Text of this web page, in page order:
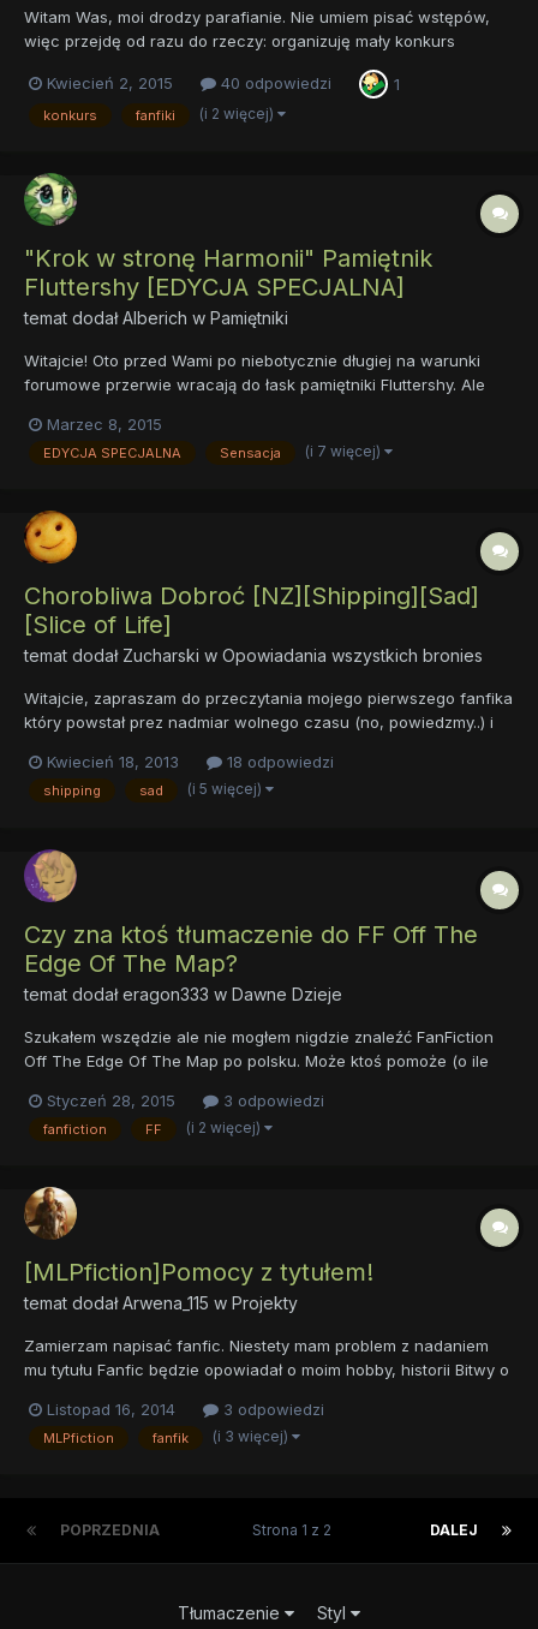
Witam Was, moi drodzy parafianie. Nie umiem pisać wstępów,
więc przejdę od razu do rzeczy: organizuję mały konkurs
wiem, na co się porywam, ale miałem ochotę zrobić coś takiego
od dawna i w końcu uznałem, że nadeszła pora. Zasady
Kwiecień 2, 2015 40 odpowiedzi 1
konkurs fanfiki (i 2 więcej)
"Krok w stronę Harmonii" Pamiętnik
Fluttershy [EDYCJA SPECJALNA]
temat dodałAlberich w Pamiętniki
Witajcie! Oto przed Wami po niebotycznie długiej na warunki
forumowe przerwie wracają do łask pamiętniki Fluttershy. Ale
specjalną: "Krok w stronę Harmonii" Ładny obrazek, by przykuć
oko... Jest to zaplanowany, składają...
Marzec 8, 2015
EDYCJA SPECJALNA Sensacja (i 7 więcej)
Chorobliwa Dobroć [NZ][Shipping][Sad]
[Slice of Life]
temat dodał Zucharski w Opowiadania wszystkich bronies
Witajcie, zapraszam do przeczytania mojego pierwszego fanfika
który powstał prez nadmiar wolnego czasu (no, powiedzmy..) i
błędów, interpunkcyjnych, narracyjnych itd. Wytykajci mi je Opis:
Fluttershy jest zakochana w Rainbow Dash, jednak pr...
Kwiecień 18, 2013 18 odpowiedzi
shipping sad (i 5 więcej)
Czy zna ktoś tłumaczenie do FF Off The
Edge Of The Map?
temat dodałeragon333 w Dawne Dzieje
Szukałem wszędzie ale nie mogłem nigdzie znaleźć FanFiction
Off The Edge Of The Map po polsku. Może ktoś pomoże (o ile
Styczeń 28, 2015
3 odpowiedzi
fanfiction FF (i 2 więcej)
[MLPfiction]Pomocy z tytułem!
temat dodałArwena_115 w Projekty
Zamierzam napisać fanfic. Niestety mam problem z nadaniem
mu tytułu Fanfic będzie opowiadał o moim hobby, historii Bitwy o
nie mogę wymyślić! Może Wy mi coś podpowiecie??? Serdeczne
dzięki za wszystkie propozycje
Listopad 16, 2014 3 odpowiedzi
MLPfiction fanfik (i 3 więcej)
POPRZEDNIA DALEJ
Strona 1 z 2
Tłumaczenie Styl